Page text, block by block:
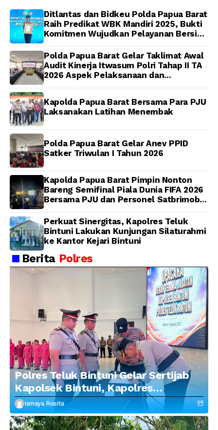
Papua Barat Yanto
Idorway Telah Matang,
Pelaksanaan
Dijadwalkan Kamis
Toleransi bagi Oknum
Anggota
Ditlantas dan Bidkeu Polda Papua Barat
Raih Predikat WBK Mandiri 2025, Bukti
Komitmen Wujudkan Pelayanan Bersih
Polda Papua Barat Gelar Taklimat Awal
Audit Kinerja Itwasum Polri Tahap II TA
2026 Aspek Pelaksanaan dan
Kapolda Papua Barat Bersama Para PJU
Laksanakan Latihan Menembak
Polda Papua Barat Gelar Anev PPID
Satker Triwulan I Tahun 2026
Kapolda Papua Barat Pimpin Nonton
Bareng Semifinal Piala Dunia FIFA 2026
Bersama PJU dan Personel Satbrimob
Perkuat Sinergitas, Kapolres Teluk
Bintuni Lakukan Kunjungan Silaturahmi
ke Kantor Kejari Bintuni
Berita Polres
Polres Teluk Bintuni Gelar Sertijab
Kapolsek Bintuni, Kapolres
Tekankan Profesionalisme dan
Penguatan Sinergitas
Ismaya Rosita